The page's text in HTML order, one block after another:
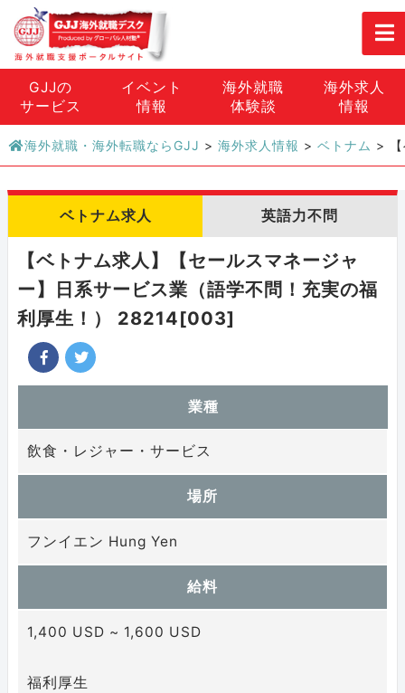
GJJの
サービス
イベント
情報
海外就職
体験談
海外求人
情報
海外就職・海外転職ならGJJ > 海外求人情報 > ベトナム >
ベトナム求人 英語力不問
【ベトナム求人】【セールスマネージャ
ー】日系サービス業（語学不問！充実の福
利厚生！） 28214[003]
業種
飲食・レジャー・サービス
場所
フンイエン Hung Yen
給料
1,400 USD ~ 1,600 USD
福利厚生